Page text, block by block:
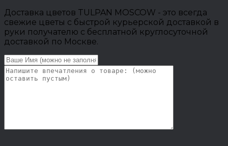
Доставка цветов TULPAN MOSCOW - это всегда
свежие цветы с быстрой курьерской доставкой в
руки получателю с бесплатной круглосуточной
доставкой по Москве.